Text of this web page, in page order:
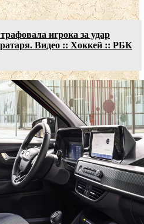
игрока за удар
Видео :: Хоккей :: РБК